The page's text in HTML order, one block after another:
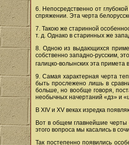
6. Непосредственно от
спряжении. Эта черта
7. Такою же старинной
т. д. Однако в старинных же
8. Одною из выдающихся
собственно западно-русским,
галицко-волынских эта примета
9. Самая характерная черта
быть прослежено лишь в
больше, но вообще говоря,
необычных начертаний «дз» и
В XIV и XV веках изредка
Вот в общем главнейшие черты
этого вопроса мы касались в
Так постепенно появились